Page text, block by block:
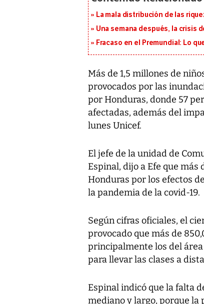
La mala distribución de las
Una semana después, la crisis
Fracaso en el Premundial: Lo
Más de 1,5 millones de
provocados por las
por Honduras, donde 57
afectadas, además del
lunes Unicef.
El jefe de la unidad de
Espinal, dijo a Efe que más
Honduras por los efectos
la pandemia de la covid-19.
Según cifras oficiales, el
provocado que más de
principalmente los del
para llevar las clases a
Espinal indicó que la falta
mediano y largo, porque la